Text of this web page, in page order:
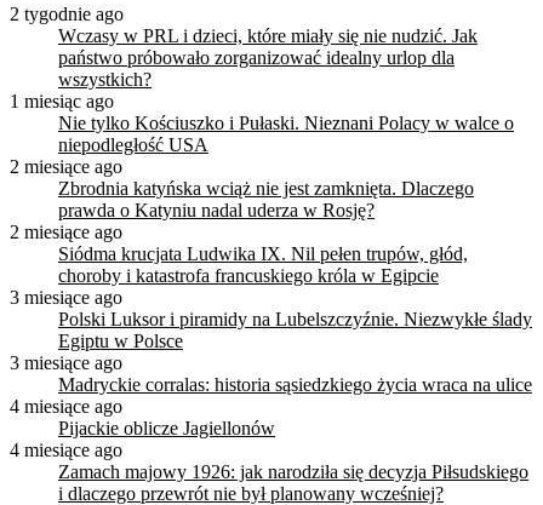
2 tygodnie ago
Wczasy w PRL i dzieci, które miały się nie nudzić. Jak
państwo próbowało zorganizować idealny urlop dla
wszystkich?
1 miesiąc ago
Nie tylko Kościuszko i Pułaski. Nieznani Polacy w walce o
niepodległość USA
2 miesiące ago
Zbrodnia katyńska wciąż nie jest zamknięta. Dlaczego
prawda o Katyniu nadal uderza w Rosję?
2 miesiące ago
Siódma krucjata Ludwika IX. Nil pełen trupów, głód,
choroby i katastrofa francuskiego króla w Egipcie
3 miesiące ago
Polski Luksor i piramidy na Lubelszczyźnie. Niezwykłe ślady
Egiptu w Polsce
3 miesiące ago
Madryckie corralas: historia sąsiedzkiego życia wraca na ulice
4 miesiące ago
Pijackie oblicze Jagiellonów
4 miesiące ago
Zamach majowy 1926: jak narodziła się decyzja Piłsudskiego
i dlaczego przewrót nie był planowany wcześniej?